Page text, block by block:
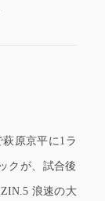
萩原京平に1ラ
クが、試合後
浪速の大